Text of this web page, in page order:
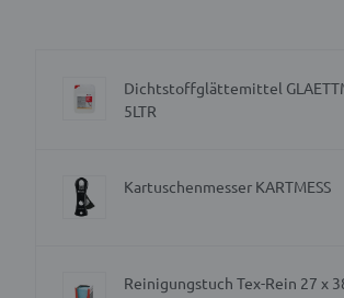
Dichtstoffglättemittel
5LTR
Kartuschenmesser KARTMESS
Reinigungstuch Tex-Rein 27 x